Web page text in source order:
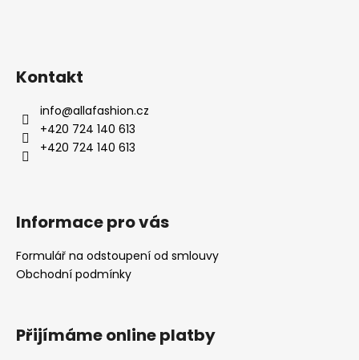
Kontakt
info@allafashion.cz
+420 724 140 613
+420 724 140 613
Informace pro vás
Formulář na odstoupení od smlouvy
Obchodní podmínky
Přijímáme online platby